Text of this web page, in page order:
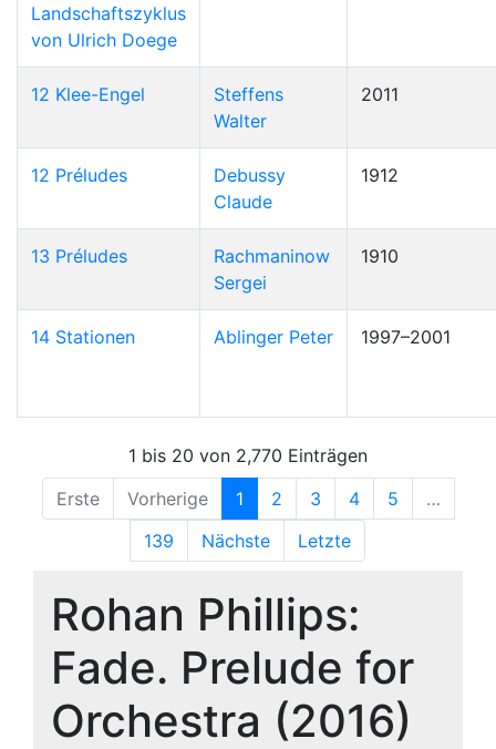
Landschaftszyklus
von Ulrich Doege
12 Klee-Engel
Steffens
Walter
2011
12 Préludes
Debussy
Claude
1912
13 Préludes
Rachmaninow
Sergei
1910
14 Stationen Ablinger Peter 1997–2001
1 bis 20 von 2,770 Einträgen
Erste
Vorherige 1 2 3 4 5
…
139
Nächste Letzte
Rohan Phillips:
Fade. Prelude for
Orchestra (2016)